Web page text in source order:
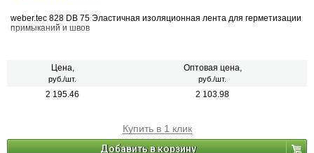
weber.tec 828 DB 75 Эластичная изоляционная лента для герметизации
примыканий и швов
Цена,
руб./шт.
Оптовая цена,
руб./шт.
2 195.46 2 103.98
Купить в 1 клик
Добавить в корзину